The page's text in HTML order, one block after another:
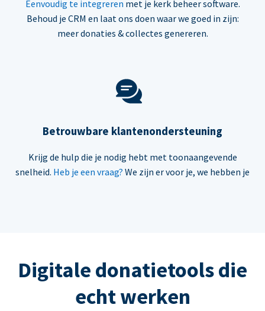
Eenvoudig te integreren met je kerk beheer software.
Behoud je CRM en laat ons doen waar we goed in zijn:
meer donaties & collectes genereren.
Betrouwbare klantenondersteuning
Krijg de hulp die je nodig hebt met toonaangevende
snelheid. Heb je een vraag? We zijn er voor je, we hebben je
Digitale donatietools die
echt werken